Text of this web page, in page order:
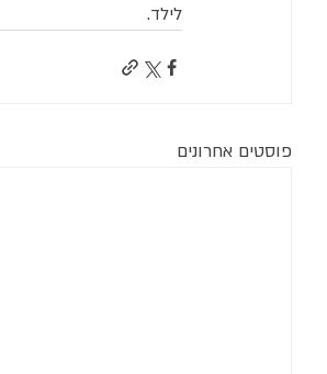
לילד.
פוסטים אחרונים